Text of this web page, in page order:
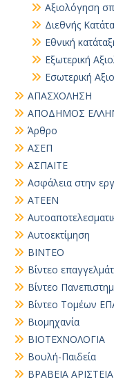
Αξιολόγηση
Διεθνής
Εθνική
Εξωτερική
Εσωτερική
ΑΠΑΣΧΟΛΗΣΗ
ΑΠΟΔΗΜΟΣ
Άρθρο
ΑΣΕΠ
ΑΣΠΑΙΤΕ
Ασφάλεια στην
ΑΤΕΕΝ
Αυτοεκτίμηση
ΒΙΝΤΕΟ
Βίντεο
Βίντεο
Βίντεο Τομέων
Βιομηχανία
ΒΙΟΤΕΧΝΟΛΟΓΙΑ
Βουλή-Παιδεία
ΒΡΑΒΕΙΑ